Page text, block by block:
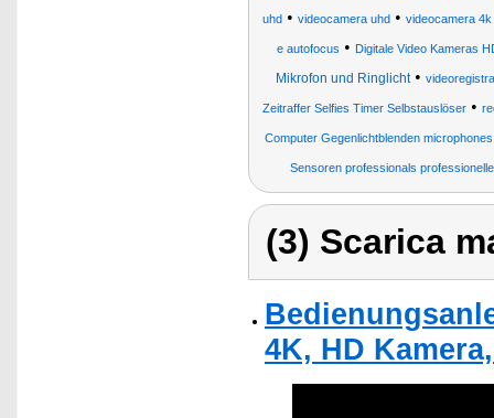
uhd• videocamera uhd• videocamera 4k
e autofocus • Digitale Video Kameras
Mikrofon und Ringlicht•
Zeitraffer Selfies Timer Selbstauslöser •
Computer Gegenlichtblenden
Sensoren professionals professionelle
(3) Scarica
4K, HD